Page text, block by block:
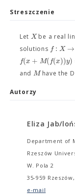
Streszczenie
Let Xbe a real
solutions f : X →
f(x + M(f(x))y)
and Mhave the
Autorzy
Eliza Jab/
Department of
Rzeszów
W. Pola 2
35-959
e-mail